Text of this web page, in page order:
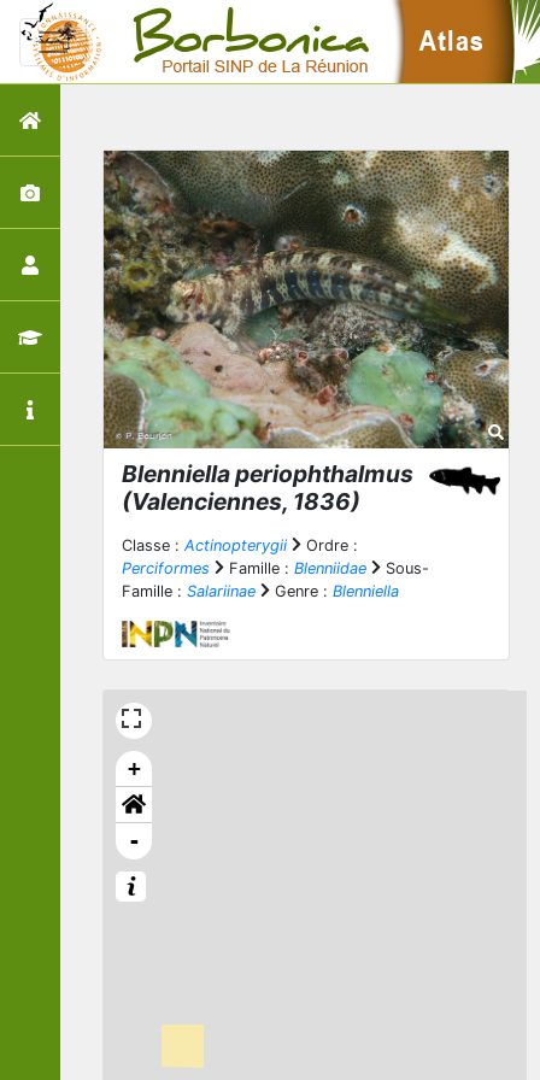
Blenniella periophthalmus
(Valenciennes, 1836)
Classe : Actinopterygii
Ordre :
Perciformes
Famille : Blenniidae
Sous-
Famille : Salariinae Genre : Blenniella
+
-